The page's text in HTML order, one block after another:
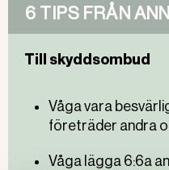
6 TIPS FRÅN
Till skyddsombud
Våga vara
företräder andra
Våga lägga 6:6a